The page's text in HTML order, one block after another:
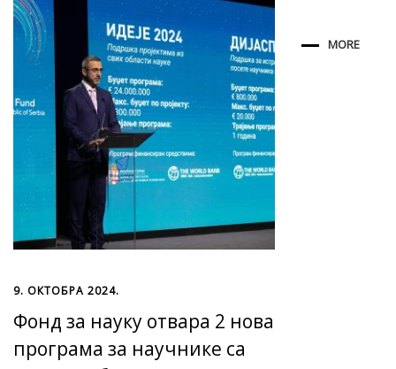
MORE
9. ОКТОБРА 2024.
Фонд за науку отвара 2 нова
програма за научнике са